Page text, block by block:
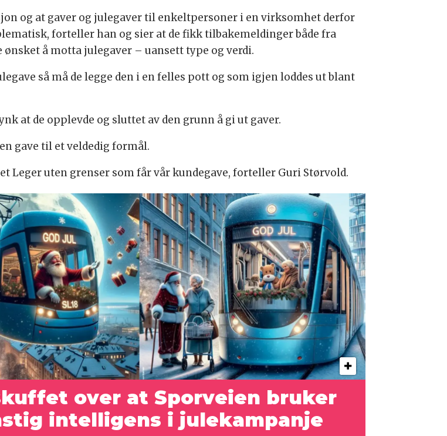
og at gaver og julegaver til enkeltpersoner i en virksomhet derfor
forteller han og sier at de fikk tilbakemeldinger både fra
å motta julegaver – uansett type og verdi.
så må de legge den i en felles pott og som igjen loddes ut blant
at de opplevde og sluttet av den grunn å gi ut gaver.
gave til et veldedig formål.
Leger uten grenser som får vår kundegave, forteller Guri Størvold.
over at Sporveien bruker
intelligens i julekampanje